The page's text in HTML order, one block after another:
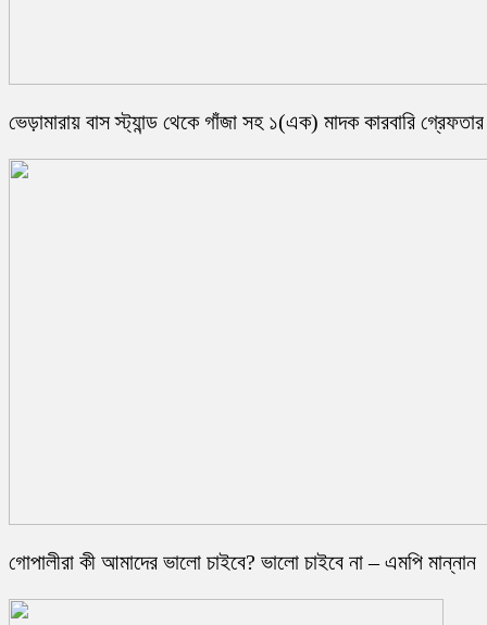
ভেড়ামারায় বাস স্ট্যান্ড থেকে গাঁজা সহ ১(এক) মাদক কারবারি গ্রেফতার
গোপালীরা কী আমাদের ভালো চাইবে? ভালো চাইবে না – এমপি মান্নান